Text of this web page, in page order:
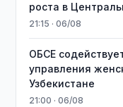
роста в
21:15 · 06/08
ОБСЕ
управления
Узбекистане
21:00 · 06/08